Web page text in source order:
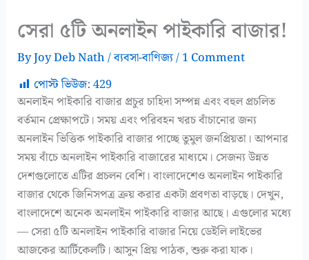
সেরা ৫টি অনলাইন পাইকারি বাজার!
ByJoy Deb Nath/ব্যবসা-বাণিজ্য/1 Comment
পোস্ট ভিউজ: 429
অনলাইন পাইকারি বাজার প্রচুর চাহিদা সম্পন্ন এবং বহুল প্রচলিত
বর্তমান প্রেক্ষাপটে। সময় এবং পরিবহন খরচ বাঁচানোর জন্য
অনলাইন ভিত্তিক পাইকারি বাজার পাচ্ছে তুমুল জনপ্রিয়তা। আপনার
সময় বাঁচে অনলাইন পাইকারি বাজারের মাধ্যমে। সেজন্য উন্নত
দেশগুলোতে এটির প্রচলন বেশি। বাংলাদেশেও অনলাইন পাইকারি
বাজার থেকে জিনিসপত্র ক্রয় করার একটা প্রবণতা বাড়ছে। দেখুন,
বাংলাদেশে অনেক অনলাইন পাইকারি বাজার আছে। এগুলোর মধ্যে
— সেরা ৫টি অনলাইন পাইকারি বাজার নিয়ে ডেইলি লাইভের
আজকের আর্টিকেলটি। আসুন প্রিয় পাঠক, শুরু করা যাক।